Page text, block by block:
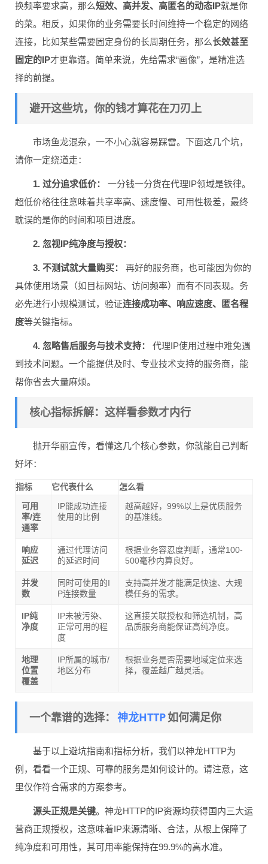
换频率要求高，那么短效、高并发、高匿名的动态IP就是你
的菜。相反，如果你的业务需要长时间维持一个稳定的网络
连接，比如某些需要固定身份的长周期任务，那么长效甚至
固定的IP才更靠谱。简单来说，先给需求“画像”，是精准选
择的前提。
避开这些坑，你的钱才算花在刀刃上
市场鱼龙混杂，一不小心就容易踩雷。下面这几个坑，
请你一定绕道走：
1. 过分追求低价：
一分钱一分货在代理IP领域是铁律。
超低价格往往意味着共享率高、速度慢、可用性极差，最终
耽误的是你的时间和项目进度。
2. 忽视IP纯净度与授权：
3. 不测试就大量购买：
再好的服务商，也可能因为你的
具体使用场景（如目标网站、访问频率）而有不同表现。务
必先进行小规模测试，验证连接成功率、响应速度、匿名程
度等关键指标。
4. 忽略售后服务与技术支持：
代理IP使用过程中难免遇
到技术问题。一个能提供及时、专业技术支持的服务商，能
帮你省去大量麻烦。
核心指标拆解：这样看参数才内行
抛开华丽宣传，看懂这几个核心参数，你就能自己判断
好坏：
指标 它代表什么
怎么看
可用
率/连
通率
IP能成功连接
使用的比例
越高越好，99%以上是优质服务
的基准线。
响应
延迟
通过代理访问
的延迟时间
根据业务容忍度判断，通常100-
500毫秒内算良好。
并发
数
同时可使用的I
P连接数量
支持高并发才能满足快速、大规
模任务的需求。
IP纯
净度
IP未被污染、
正常可用的程
度
这直接关联授权和筛选机制，高
品质服务商能保证高纯净度。
地理
位置
覆盖
IP所属的城市/
地区分布
根据业务是否需要地域定位来选
择，覆盖越广越灵活。
一个靠谱的选择： 神龙HTTP 如何满足你
基于以上避坑指南和指标分析，我们以神龙HTTP为
例，看看一个正规、可靠的服务是如何设计的。请注意，这
里仅作符合需求的方案参考。
源头正规是关键。神龙HTTP的IP资源均获得国内三大运
营商正规授权，这意味着IP来源清晰、合法，从根上保障了
纯净度和可用性，其可用率能保持在99.9%的高水准。